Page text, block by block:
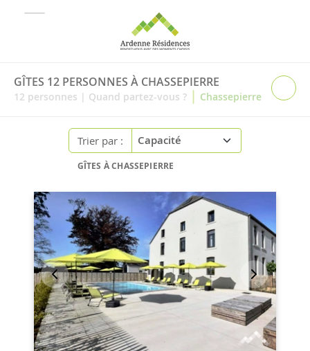
GÎTES 12 PERSONNES À CHASSEPIERRE
12 personnes | Quand partez-vous ? | Chassepierre
Trier par :
GÎTES À CHASSEPIERRE